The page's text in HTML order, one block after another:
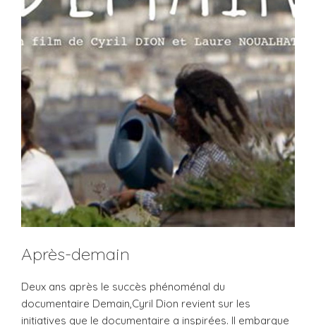
Après-demain
Deux ans après le succès phénoménal du
documentaire Demain,Cyril Dion revient sur les
initiatives que le documentaire a inspirées. Il embarque